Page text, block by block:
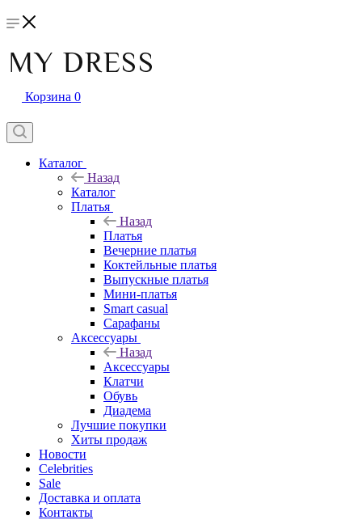
Корзина 0
Каталог
Назад
Каталог
Платья
Назад
Платья
Вечерние платья
Коктейльные платья
Выпускные платья
Мини-платья
Smart casual
Сарафаны
Аксессуары
Назад
Аксессуары
Клатчи
Обувь
Диадема
Лучшие покупки
Хиты продаж
Новости
Celebrities
Sale
Доставка и оплата
Контакты